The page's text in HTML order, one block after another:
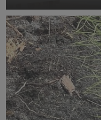
karierą w branży